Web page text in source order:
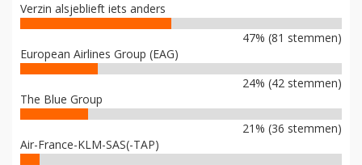
Verzin alsjeblieft iets anders
47% (81 stemmen)
European Airlines Group (EAG)
24% (42 stemmen)
The Blue Group
21% (36 stemmen)
Air-France-KLM-SAS(-TAP)